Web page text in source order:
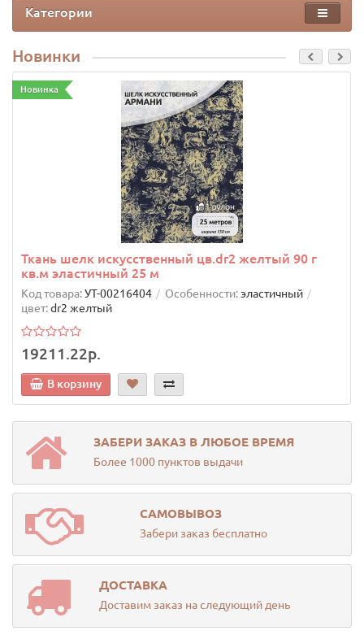
Категории
Новинки
Новинка
Ткань шелк искусственный цв.dr2 желтый 90 г
кв.м эластичный 25 м
Код товара:УТ-00216404 Особенности:эластичный
цвет:dr2 желтый
19211.22р.
В корзину
ЗАБЕРИ ЗАКАЗ В ЛЮБОЕ ВРЕМЯ
Более 1000 пунктов выдачи
САМОВЫВОЗ
Забери заказ бесплатно
ДОСТАВКА
Доставим заказ на следующий день